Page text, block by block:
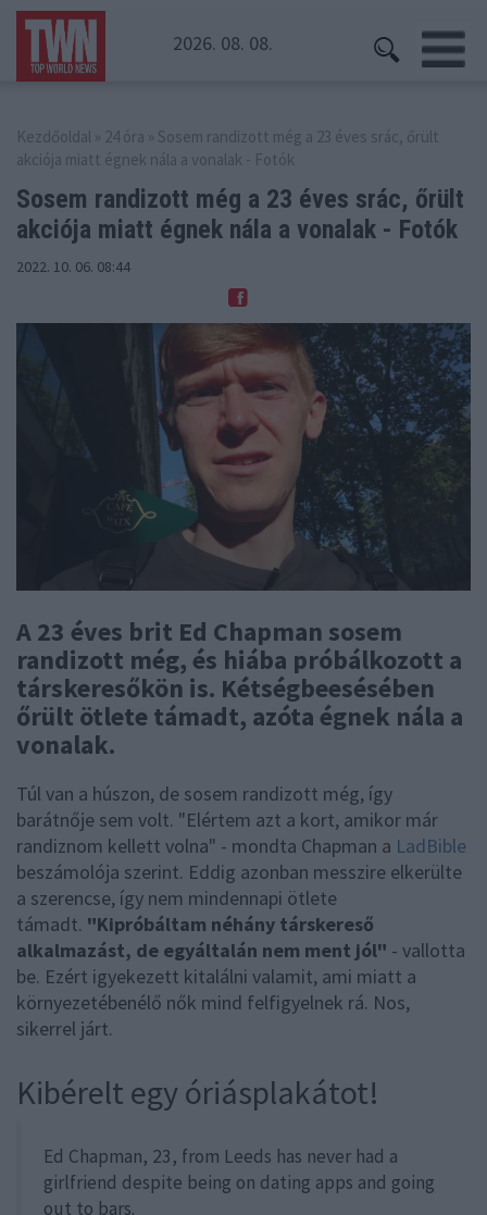
2026. 08. 08.
Kezdőoldal » 24 óra » Sosem randizott még a 23 éves srác, őrült
akciója miatt égnek nála a vonalak - Fotók
Sosem randizott még a 23 éves srác, őrült
akciója miatt égnek nála a vonalak - Fotók
2022. 10. 06. 08:44
A 23 éves brit Ed Chapman sosem
randizott még, és hiába próbálkozott a
társkeresőkön is. Kétségbeesésében
őrült ötlete támadt, azóta égnek nála a
vonalak.
Túl van a húszon, de sosem randizott még, így
barátnője sem volt. "Elértem azt a kort, amikor már
randiznom kellett volna" - mondta Chapman a LadBible
beszámolója szerint. Eddig azonban messzire elkerülte
a szerencse, így nem mindennapi ötlete
támadt. "Kipróbáltam néhány társkereső
alkalmazást, de egyáltalán nem ment jól" - vallotta
be. Ezért igyekezett kitalálni valamit, ami miatt a
környezetébenélő nők mind felfigyelnek rá. Nos,
sikerrel járt.
Kibérelt egy óriásplakátot!
Ed Chapman, 23, from Leeds has never had a
girlfriend despite being on dating apps and going
out to bars.